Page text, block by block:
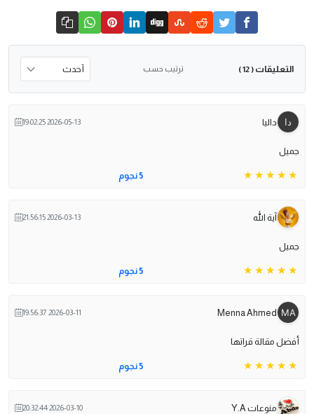
التعليقات ( 12 ) ترتيب حسب
داليا 2026-05-13 19:02:25
جميل
5 نجوم
آية الله 2026-03-13 21:56:15
جميل
5 نجوم
Menna Ahmed
2026-03-11 19:56:37
أفضل مقالة قراتها
5 نجوم
منوعات Y.A 2026-03-10 20:32:44